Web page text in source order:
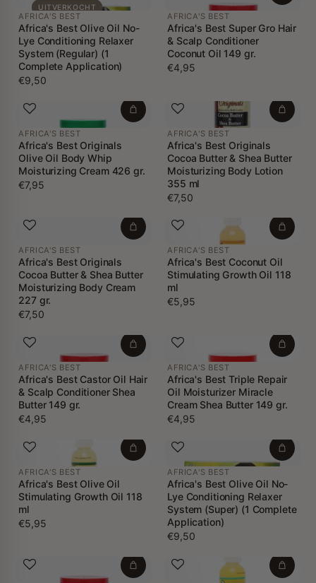
UITVERKOCHT
AFRICA'S BEST
Africa's Best Olive Oil No-
Lye Conditioning Relaxer
System (Regular) (1
Complete Application)
€9,50
AFRICA'S BEST
Africa's Best Super Gro Hair
& Scalp Conditioner
Coconut Oil 149 gr.
€4,95
AFRICA'S BEST
Africa's Best Originals
Olive Oil Body Whip
Moisturizing Cream 426 gr.
€7,95
AFRICA'S BEST
Africa's Best Originals
Cocoa Butter & Shea Butter
Moisturizing Body Lotion
355 ml
€7,50
AFRICA'S BEST
Africa's Best Originals
Cocoa Butter & Shea Butter
Moisturizing Body Cream
227 gr.
€7,50
AFRICA'S BEST
Africa's Best Coconut Oil
Stimulating Growth Oil 118
ml
€5,95
AFRICA'S BEST
Africa's Best Castor Oil Hair
& Scalp Conditioner Shea
Butter 149 gr.
€4,95
AFRICA'S BEST
Africa's Best Triple Repair
Oil Moisturizer Miracle
Cream Shea Butter 149 gr.
€4,95
AFRICA'S BEST
Africa's Best Olive Oil
Stimulating Growth Oil 118
ml
€5,95
AFRICA'S BEST
Africa's Best Olive Oil No-
Lye Conditioning Relaxer
System (Super) (1 Complete
Application)
€9,50